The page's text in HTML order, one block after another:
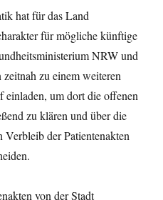
hat für das Land
für mögliche künftige
NRW und
zu einem weiteren
einladen, um dort die offenen
zu klären und über die
der Patientenakten
von der Stadt